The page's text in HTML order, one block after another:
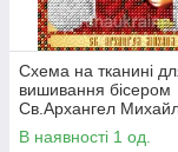
Схема на тканині
вишивання бісером
Св.Архангел
рядок
В наявності 1 од.